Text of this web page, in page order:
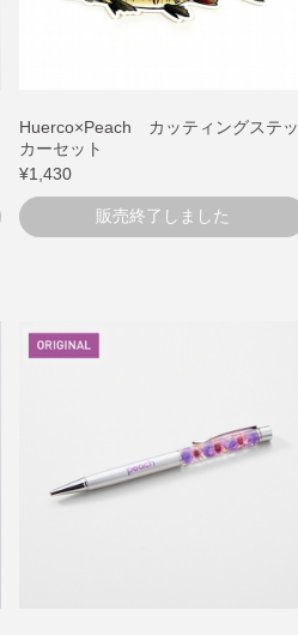
Huerco×Peach カッティングステッ
カーセット
¥1,430
販売終了しました